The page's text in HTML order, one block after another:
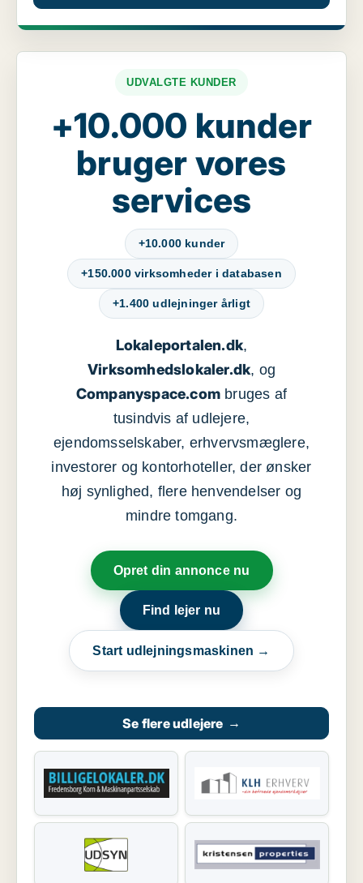
UDVALGTE KUNDER
+10.000 kunder
bruger vores
services
+10.000 kunder
+150.000 virksomheder i databasen
+1.400 udlejninger årligt
Lokaleportalen.dk,
Virksomhedslokaler.dk, og
Companyspace.com bruges af
tusindvis af udlejere,
ejendomsselskaber, erhvervsmæglere,
investorer og kontorhoteller, der ønsker
høj synlighed, flere henvendelser og
mindre tomgang.
Opret din annonce nu
Find lejer nu
Start udlejningsmaskinen →
Se flere udlejere →